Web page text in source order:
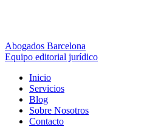
Abogados Barcelona
Equipo editorial jurídico
Inicio
Servicios
Blog
Sobre Nosotros
Contacto